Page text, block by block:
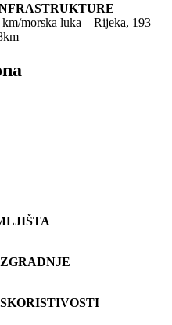
morska luka – Rijeka, 193